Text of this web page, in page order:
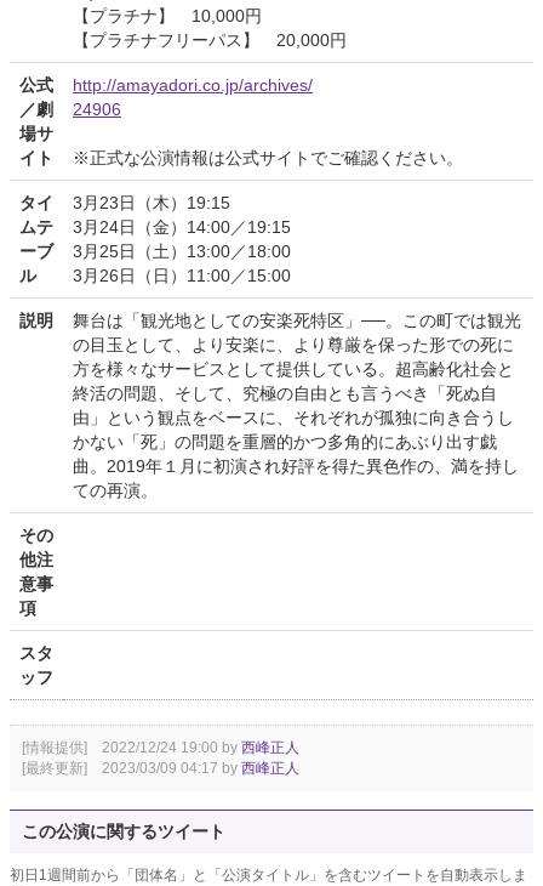
【プラチナ】 10,000円
【プラチナフリーパス】 20,000円
公式
／劇
場サ
イト
http://amayadori.co.jp/archives/
24906
※正式な公演情報は公式サイトでご確認ください。
タイ
ムテ
ーブ
ル
3月23日（木）19:15
3月24日（金）14:00／19:15
3月25日（土）13:00／18:00
3月26日（日）11:00／15:00
説明
舞台は「観光地としての安楽死特区」──。この町では観光
の目玉として、より安楽に、より尊厳を保った形での死に
方を様々なサービスとして提供している。超高齢化社会と
終活の問題、そして、究極の自由とも言うべき「死ぬ自
由」という観点をベースに、それぞれが孤独に向き合うし
かない「死」の問題を重層的かつ多角的にあぶり出す戯
曲。2019年１月に初演され好評を得た異色作の、満を持し
ての再演。
その
他注
意事
項
スタ
ッフ
[情報提供] 2022/12/24 19:00 by 西峰正人
[最終更新] 2023/03/09 04:17 by 西峰正人
この公演に関するツイート
初日1週間前から「団体名」と「公演タイトル」を含むツイートを自動表示しま